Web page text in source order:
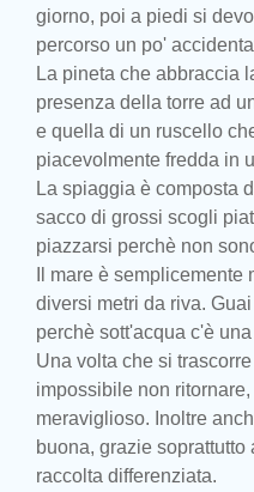
giorno, poi a piedi si
percorso un po'
La pineta che abbraccia
presenza della torre ad
e quella di un ruscello
piacevolmente fredda in
La spiaggia è composta
sacco di grossi scogli
piazzarsi perchè non
Il mare è
diversi metri da riva.
perchè sott'acqua c'è
Una volta che si
impossibile non
meraviglioso. Inoltre
buona, grazie
raccolta differenziata.